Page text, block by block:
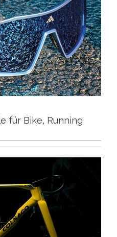
für Bike, Running